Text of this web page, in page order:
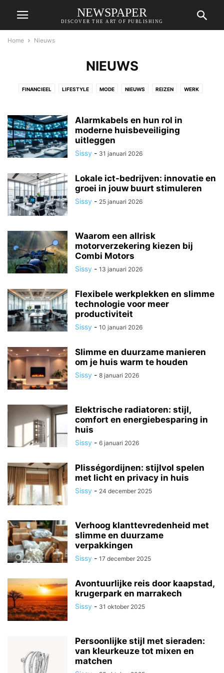
NEWSPAPER
DISCOVER THE ART OF PUBLISHING
Home Nieuws
NIEUWS
FINANCIEEL LIFESTYLE MODE NIEUWS REIZEN WERK
Alarmkabels en hun rol in
moderne huisbeveiliging
uitleggen
Sissy - 31 januari 2026
Lokale ict-bedrijven: innovatie en
groei in jouw buurt stimuleren
Sissy - 25 januari 2026
Waarom een allrisk
motorverzekering kiezen bij
Combi Motors
Sissy - 13 januari 2026
Flexibele werkplekken en slimme
technologie voor meer
productiviteit
Sissy - 10 januari 2026
Slimme en duurzame manieren
om je huis warm te houden
Sissy - 8 januari 2026
Elektrische radiatoren: stijl,
comfort en energiebesparing in
huis
Sissy - 6 januari 2026
Plisségordijnen: stijlvol spelen
met licht en privacy in huis
Sissy - 24 december 2025
Verhoog klanttevredenheid met
slimme en duurzame
verpakkingen
Sissy - 17 december 2025
Avontuurlijke reis door kaapstad,
krugerpark en marrakech
Sissy - 31 oktober 2025
Persoonlijke stijl met sieraden:
van kleurkeuze tot mixen en
matchen